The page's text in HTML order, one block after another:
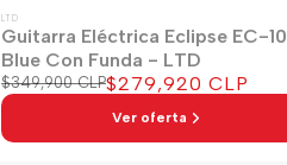
LTD
Guitarra Eléctrica Eclipse EC-10
Blue Con Funda - LTD
Precio
regular
$349,900 CLPPrecio
venta
$279,920 CLP
Ver oferta